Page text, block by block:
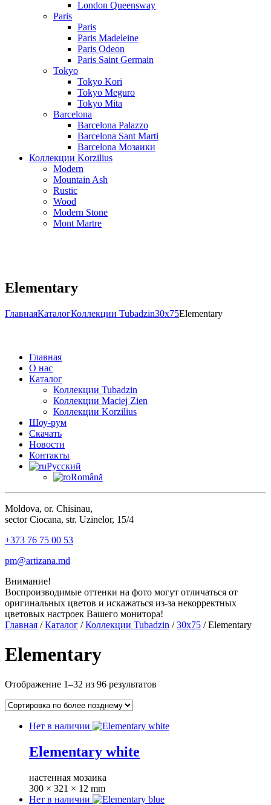
London Queensway
Paris
Paris
Paris Madeleine
Paris Odeon
Paris Saint Germain
Tokyo
Tokyo Kori
Tokyo Meguro
Tokyo Mita
Barcelona
Barcelona Palazzo
Barcelona Sant Marti
Barcelona Мозаики
Коллекции Korzilius
Modern
Mountain Ash
Rustic
Wood
Modern Stone
Mont Martre
Elementary
ГлавнаяКаталогКоллекции Tubadzin30x75Elementary
Главная
О нас
Каталог
Коллекции Tubadzin
Коллекции Maciej Zien
Коллекции Korzilius
Шоу-рум
Скачать
Новости
Контакты
Русский
Română
Moldova, or. Chisinau,
sector Ciocana, str. Uzinelor, 15/4
+373 76 75 00 53
pm@artizana.md
Внимание!
Воспроизводимые оттенки на фото могут отличаться от
оригинальных цветов и искажаться из-за некорректных
цветовых настроек Вашего монитора!
Главная /Каталог /Коллекции Tubadzin /30x75 / Elementary
Elementary
Отображение 1–32 из 96 результатов
Нет в наличии
Elementary white
настенная мозаика
300 × 321 × 12 mm
Нет в наличии